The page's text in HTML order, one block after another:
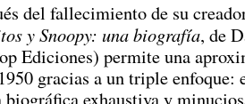
del fallecimiento de su
y Snoopy: una biografía, de
Ediciones) permite una
gracias a un triple enfoque:
exhaustiva y